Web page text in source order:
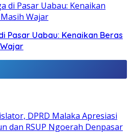
Pasar Uabau: Kenaikan Beras